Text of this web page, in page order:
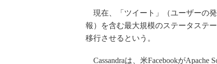
現在、「ツイート」（ユーザーの
報）を含む最大規模のステータステ
移行させるという。
Cassandraは、米FacebookがApache